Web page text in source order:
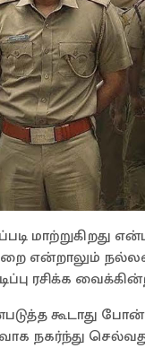
மாற்றுகிறது
என்றாலும்
ரசிக்க
கூடாது
நகர்ந்து செல்வது